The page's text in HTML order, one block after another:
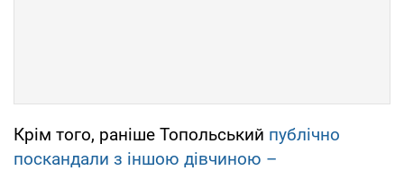
Крім того, раніше Топольський публічно
поскандали з іншою дівчиною –